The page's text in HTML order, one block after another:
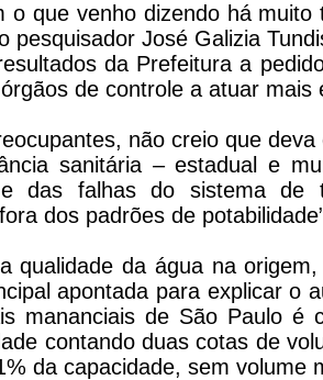
o que venho dizendo há
pesquisador José Galizia
da Prefeitura a
de controle a atuar mais
não creio que
sanitária – estadual e
das falhas do sistema de
dos padrões de
qualidade da água na
apontada para explicar o
mananciais de São Paulo é
contando duas cotas de
da capacidade, sem volume